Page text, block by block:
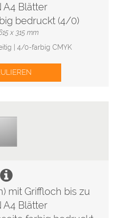
A4 Blätter
bedruckt (4/0)
x 315 mm
| 4/0-farbig CMYK
mit Griffloch bis zu
A4 Blätter